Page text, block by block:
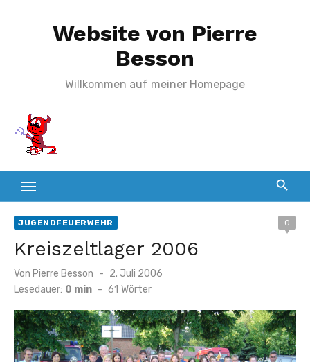
Website von Pierre
Besson
Willkommen auf meiner Homepage
JUGENDFEUERWEHR 0
Kreiszeltlager 2006
Von Pierre Besson
Veröffentlicht
am
2. Juli 2006
Lesedauer: 0 min - 61 Wörter